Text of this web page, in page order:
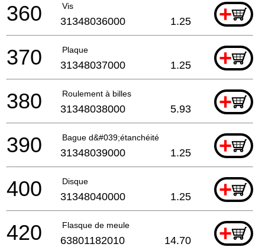
Vis +
360 31348036000 1.25
Plaque +
370 31348037000 1.25
Roulement à billes +
380 31348038000 5.93
Bague d&#039;étanchéité +
390 31348039000 1.25
Disque +
400 31348040000 1.25
Flasque de meule +
420 63801182010 14.70